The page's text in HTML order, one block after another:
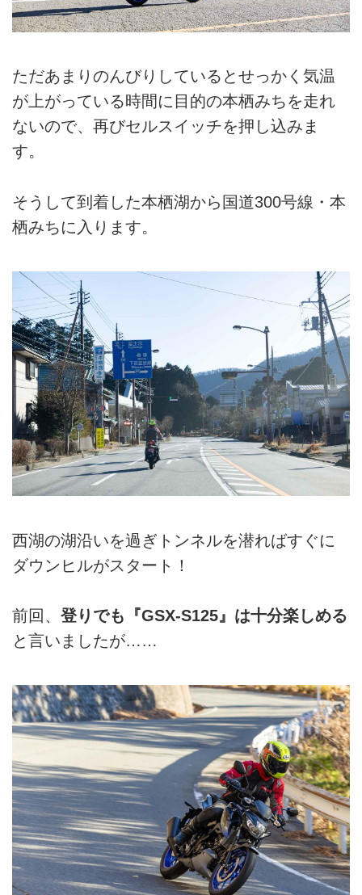
ただあまりのんびりしているとせっかく気温
が上がっている時間に目的の本栖みちを走れ
ないので、再びセルスイッチを押し込みま
す。
そうして到着した本栖湖から国道300号線・本
栖みちに入ります。
西湖の湖沿いを過ぎトンネルを潜ればすぐに
ダウンヒルがスタート！
前回、 登りでも『GSX-S125』は十分楽しめる
と言いましたが……